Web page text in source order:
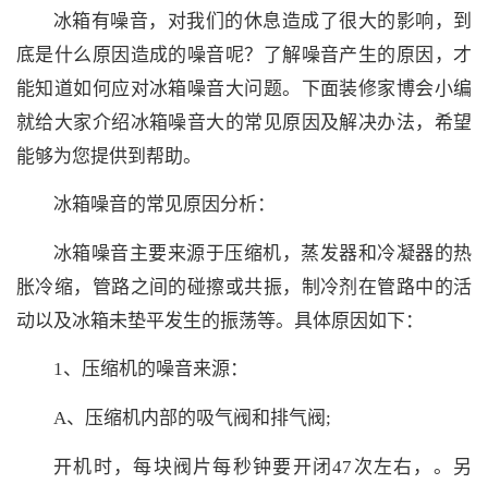
冰箱有噪音，对我们的休息造成了很大的影响，到
底是什么原因造成的噪音呢？了解噪音产生的原因，才
能知道如何应对冰箱噪音大问题。下面装修家博会小编
就给大家介绍冰箱噪音大的常见原因及解决办法，希望
能够为您提供到帮助。
冰箱噪音的常见原因分析：
冰箱噪音主要来源于压缩机，蒸发器和冷凝器的热
胀冷缩，管路之间的碰擦或共振，制冷剂在管路中的活
动以及冰箱未垫平发生的振荡等。具体原因如下：
1、压缩机的噪音来源：
A、压缩机内部的吸气阀和排气阀;
开机时，每块阀片每秒钟要开闭47次左右，。另